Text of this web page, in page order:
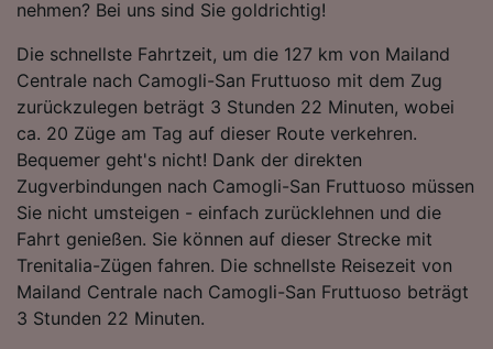
nehmen? Bei uns sind Sie goldrichtig!
Die schnellste Fahrtzeit, um die 127 km von Mailand
Centrale nach Camogli-San Fruttuoso mit dem Zug
zurückzulegen beträgt 3 Stunden 22 Minuten, wobei
ca. 20 Züge am Tag auf dieser Route verkehren.
Bequemer geht's nicht! Dank der direkten
Zugverbindungen nach Camogli-San Fruttuoso müssen
Sie nicht umsteigen - einfach zurücklehnen und die
Fahrt genießen. Sie können auf dieser Strecke mit
Trenitalia-Zügen fahren. Die schnellste Reisezeit von
Mailand Centrale nach Camogli-San Fruttuoso beträgt
3 Stunden 22 Minuten.
Folgendes bereitzustellen:
Verwendung genauer Standortdaten.
Endgeräteeigenschaften zur Identifikation
aktiv abfragen. Speichern von oder Zugriff auf
Informationen auf einem Endgerät.
Personalisierte Werbung und Inhalte, Messung
von Werbeleistung und der Performance von
Inhalten, Zielgruppenforschung sowie
Entwicklung und Verbesserung von
Angeboten.
Liste der Partner (Lieferanten)